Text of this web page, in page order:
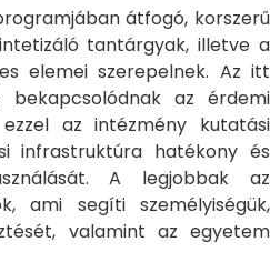
átfogó, korszerű
tantárgyak, illetve a
elemei szerepelnek. Az itt
az érdemi
az intézmény kutatási
infrastruktúra hatékony és
A legjobbak az
ami segíti személyiségük,
valamint az egyetem